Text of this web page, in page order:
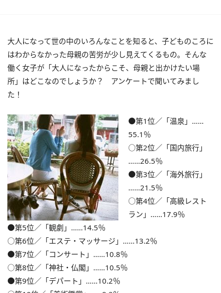
大人になって世の中のいろんなことを知ると、子どものころに
はわからなかった母親の苦労が少し見えてくるもの。そんな
働く女子が「大人になったからこそ、母親と出かけたい場
所」はどこなのでしょうか？ アンケートで聞いてみまし
た！
●第1位／「温泉」……
55.1％
○第2位／「国内旅行」
……26.5％
●第3位／「海外旅行」
……21.5％
○第4位／「高級レスト
ラン」……17.9％
●第5位／「観劇」……14.5％
○第6位／「エステ・マッサージ」……13.2％
●第7位／「コンサート」……10.8％
○第8位／「神社・仏閣」……10.5％
●第9位／「デパート」……10.2％